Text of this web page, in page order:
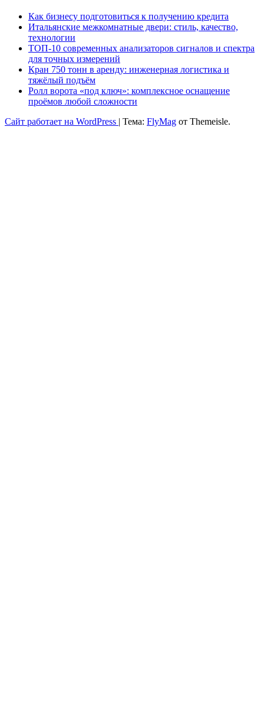
Как бизнесу подготовиться к получению кредита
Итальянские межкомнатные двери: стиль, качество,
технологии
ТОП-10 современных анализаторов сигналов и спектра
для точных измерений
Кран 750 тонн в аренду: инженерная логистика и
тяжёлый подъём
Ролл ворота «под ключ»: комплексное оснащение
проёмов любой сложности
Сайт работает на WordPress | Тема: FlyMag от Themeisle.